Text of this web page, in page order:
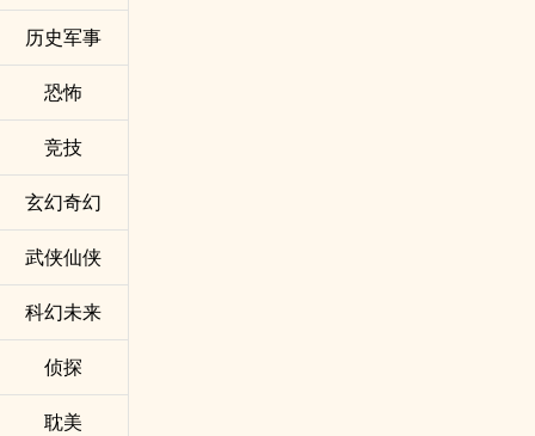
历史军事
恐怖
竞技
玄幻奇幻
武侠仙侠
科幻未来
侦探
耽美